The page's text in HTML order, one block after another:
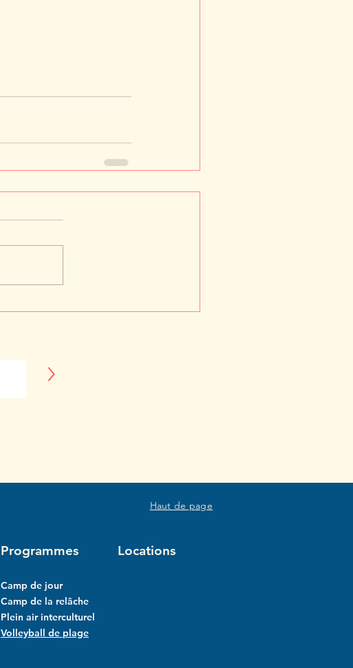
>
Haut de page
Programmes
Camp de jour
Camp de la relâche
Plein air interculturel
Volleyball de plage
Locations